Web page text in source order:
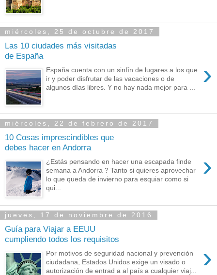
miércoles, 25 de octubre de 2017
Las 10 ciudades más visitadas
de España
›
España cuenta con un sinfín de lugares a los que
ir y poder disfrutar de las vacaciones o de
algunos días libres. Y no hay nada mejor para ...
miércoles, 22 de febrero de 2017
10 Cosas imprescindibles que
debes hacer en Andorra
›
¿Estás pensando en hacer una escapada finde
semana a Andorra ? Tanto si quieres aprovechar
lo que queda de invierno para esquiar como si
qui...
jueves, 17 de noviembre de 2016
Guía para Viajar a EEUU
cumpliendo todos los requisitos
›
Por motivos de seguridad nacional y prevención
ciudadana, Estados Unidos exige un visado o
autorización de entrad a al país a cualquier viaj...